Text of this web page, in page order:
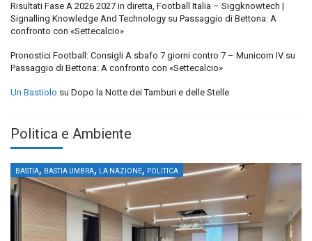
Risultati Fase A 2026 2027 in diretta, Football Italia – Siggknowtech |
Signalling Knowledge And Technology su Passaggio di Bettona: A
confronto con «Settecalcio»
Pronostici Football: Consigli A sbafo 7 giorni contro 7 – Municorn IV su
Passaggio di Bettona: A confronto con «Settecalcio»
Un Bastiolo su Dopo la Notte dei Tamburi e delle Stelle
Politica e Ambiente
BASTIA, BASTIA UMBRA, LA NAZIONE, POLITICA